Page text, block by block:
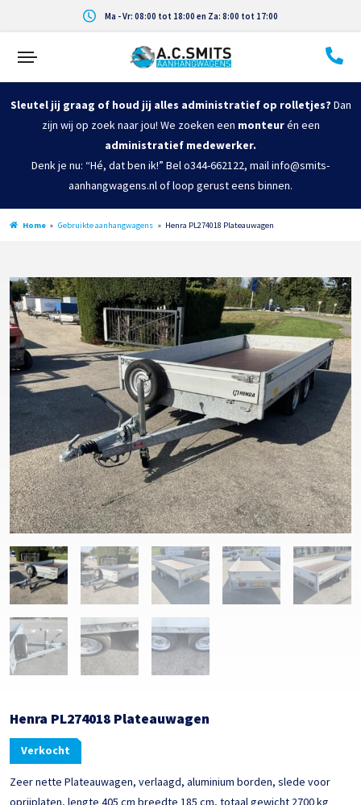
Ma - Vr: 08:00 tot 18:00 en Za: 8:00 tot 17:00
Sleutel jij graag of houd jij alles administratief op rolletjes? Dan
zijn wij op zoek naar jou! We zoeken een monteurén een
administratief medewerker.
Denk je nu: “Hé, dat ben ik!” Bel o344-662122, mail info@smits-
aanhangwagens.nl of loop gerust eens binnen.
Home » Gebruikte aanhangwagens » Henra PL274018 Plateauwagen
Henra PL274018 Plateauwagen
Verkocht
Zeer nette Plateauwagen, verlaagd, aluminium borden, slede voor